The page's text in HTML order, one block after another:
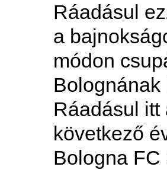
Ráadásul
a
módon
Ráadásul itt
következő
Bologna FC